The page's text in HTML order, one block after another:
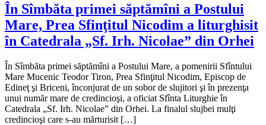
În Sîmbăta primei săptămîni a Postului
Mare, Prea Sfinţitul Nicodim a liturghisit
în Catedrala „Sf. Irh. Nicolae” din Orhei
În Sîmbăta primei săptămîni a Postului Mare, a pomenirii Sfîntului
Mare Mucenic Teodor Tiron, Prea Sfinţitul Nicodim, Episcop de
Edineţ şi Briceni, înconjurat de un sobor de slujitori şi în prezenţa
unui număr mare de credincioşi, a oficiat Sfînta Liturghie în
Catedrala „Sf. Irh. Nicolae” din Orhei. La finalul slujbei mulţi
credincioşi care s-au mărturisit […]